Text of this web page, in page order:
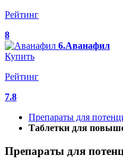
Рейтинг
8
6.Аванафил
Купить
Рейтинг
7.8
Препараты для
Таблетки для
Препараты для